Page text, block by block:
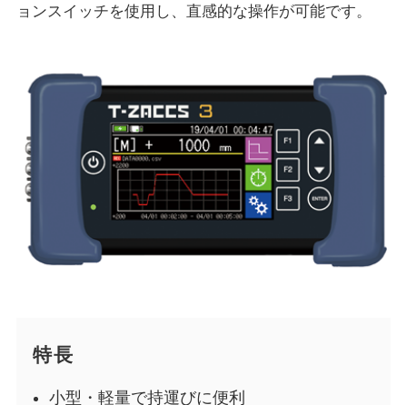
ョンスイッチを使用し、直感的な操作が可能です。
特長
小型・軽量で持運びに便利